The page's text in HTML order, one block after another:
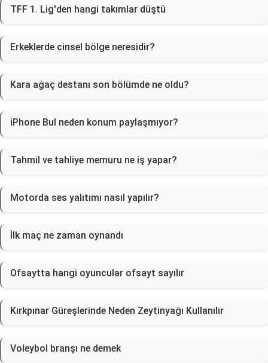
TFF 1. Lig'den hangi takımlar düştü
Erkeklerde cinsel bölge neresidir?
Kara ağaç destanı son bölümde ne oldu?
iPhone Bul neden konum paylaşmıyor?
Tahmil ve tahliye memuru ne iş yapar?
Motorda ses yalıtımı nasıl yapılır?
İlk maç ne zaman oynandı
Ofsaytta hangi oyuncular ofsayt sayılır
Kırkpınar Güreşlerinde Neden Zeytinyağı Kullanılır
Voleybol branşı ne demek